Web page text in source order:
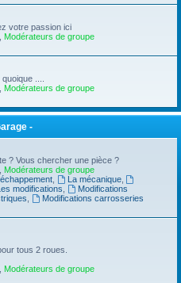
votre passion ici
Modérateurs de groupe
....
Modérateurs de groupe
-
? Vous chercher une pièce ?
Modérateurs de groupe
, La mécanique,
modifications
Modifications
Modifications carrosseries
tous 2 roues.
Modérateurs de groupe